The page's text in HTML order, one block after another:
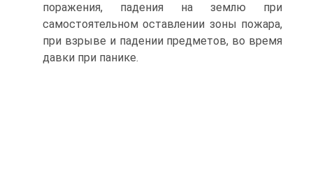
поражения, падения на землю при
самостоятельном оставлении зоны пожара,
при взрыве и падении предметов, во время
давки при панике.